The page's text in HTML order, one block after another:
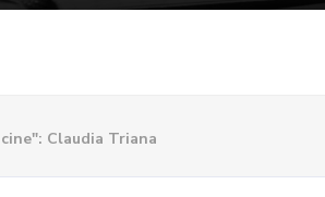
Claudia Triana